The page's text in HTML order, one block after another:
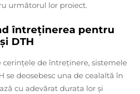
următorul lor proiect.
întreținerea pentru
DTH
cerinţele de întreţinere, sistemele
se deosebesc una de cealaltă în
cu adevărat durata lor şi